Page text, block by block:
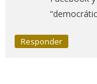
Responder